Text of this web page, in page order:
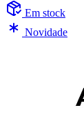
Em stock
Novidade